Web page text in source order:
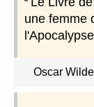
une femme
Oscar Wilde